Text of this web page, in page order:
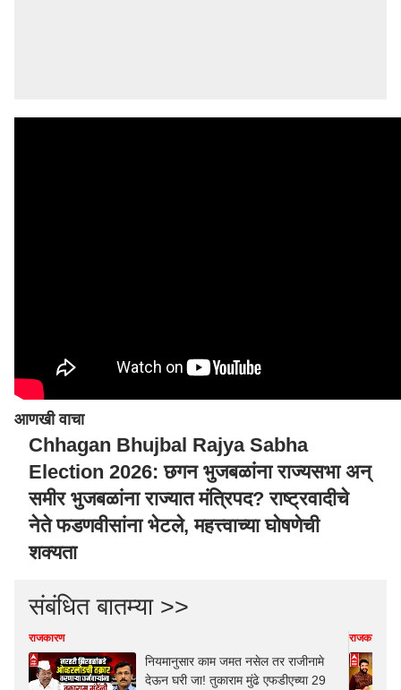
आणखी वाचा
Chhagan Bhujbal Rajya Sabha
Election 2026: छगन भुजबळांना राज्यसभा अन्
समीर भुजबळांना राज्यात मंत्रिपद? राष्ट्रवादीचे
नेते फडणवीसांना भेटले, महत्त्वाच्या घोषणेची
शक्यता
संबंधित बातम्या >>
राजकारण
नियमानुसार काम जमत नसेल तर राजीनामे
देऊन घरी जा! तुकाराम मुंढे एफडीएच्या 29
राजकारण